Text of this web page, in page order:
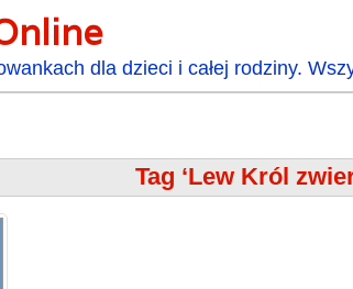
dla dzieci i całej rodziny.
Tag ‘Lew Król